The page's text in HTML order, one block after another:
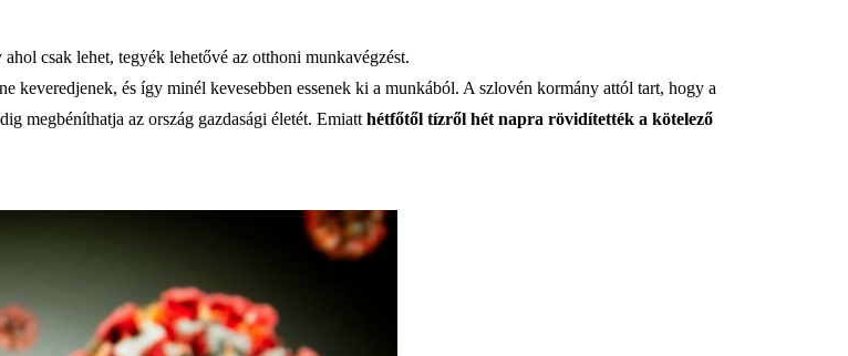
csak lehet, tegyék lehetővé az otthoni munkavégzést.
keveredjenek, és így minél kevesebben essenek ki a munkából. A szlovén kormány attól tart, hogy a
megbéníthatja az ország gazdasági életét. Emiatt hétfőtől tízről hét napra rövidítették a kötelező